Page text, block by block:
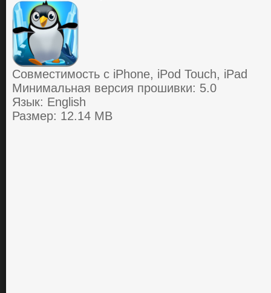
Совместимость с iPhone, iPod Touch, iPad
Минимальная версия прошивки: 5.0
Язык: English
Размер: 12.14 MB